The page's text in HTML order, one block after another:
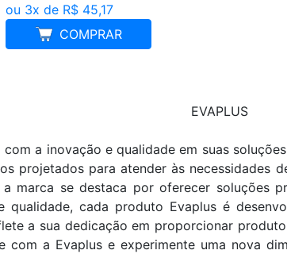
ou 3x de R$ 45,17
COMPRAR
EVAPLUS
a inovação e qualidade em suas
projetados para atender às necessidades
marca se destaca por oferecer soluções
cada produto Evaplus é
a sua dedicação em proporcionar
a Evaplus e experimente uma nova